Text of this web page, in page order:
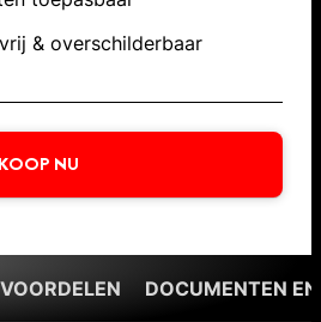
& overschilderbaar
KOOP NU
DOCUMENTEN